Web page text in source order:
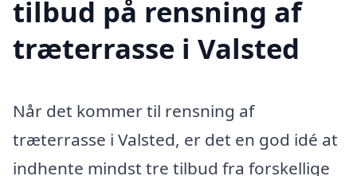
tilbud på rensning af
træterrasse i Valsted
Når det kommer til rensning af
træterrasse i Valsted, er det en god idé at
indhente mindst tre tilbud fra forskellige